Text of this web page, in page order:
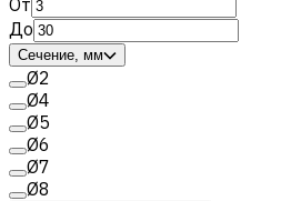
До
Сечение, мм
Ø2
Ø4
Ø5
Ø6
Ø7
Ø8